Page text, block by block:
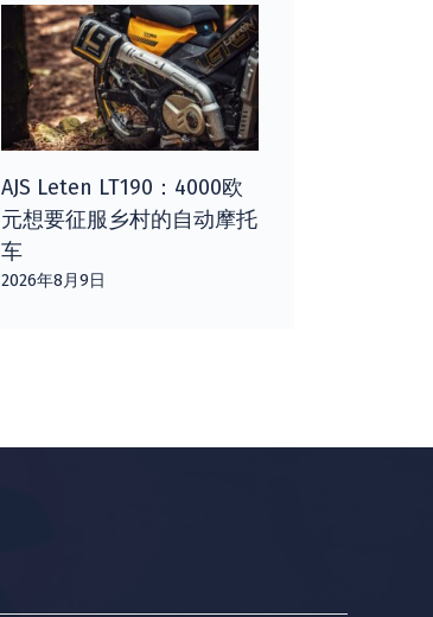
AJS Leten LT190：4000欧
元想要征服乡村的自动摩托
车
2026年8月9日